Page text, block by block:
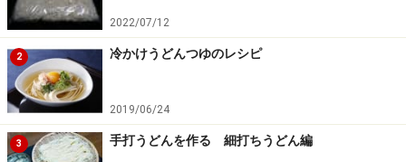
端からつまんで真ん中に集める
お供え餅の様に丸める
2022/07/12
2 冷かけうどんつゆのレシピ
2019/06/24
3 手打うどんを作る 細打ちうどん編